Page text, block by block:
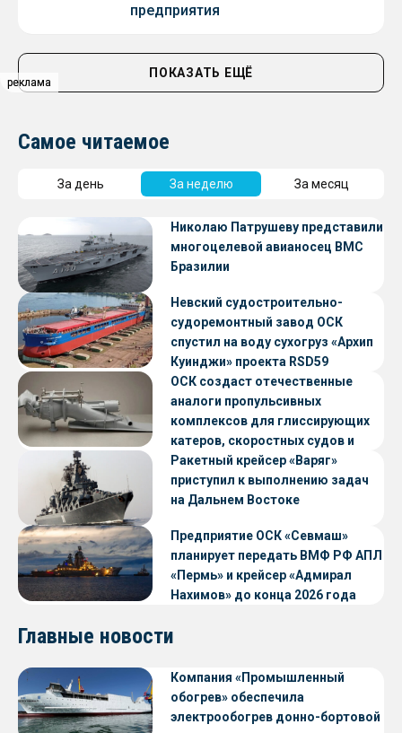
реклама
реклама
предприятия
ПОКАЗАТЬ ЕЩЁ
Самое читаемое
За день За неделю За месяц
Николаю Патрушеву представили
многоцелевой авианосец ВМС
Бразилии
Невский судостроительно-
судоремонтный завод ОСК
спустил на воду сухогруз «Архип
Куинджи» проекта RSD59
ОСК создаст отечественные
аналоги пропульсивных
комплексов для глиссирующих
катеров, скоростных судов и
судов с малой осадкой
Ракетный крейсер «Варяг»
приступил к выполнению задач
на Дальнем Востоке
Предприятие ОСК «Севмаш»
планирует передать ВМФ РФ АПЛ
«Пермь» и крейсер «Адмирал
Нахимов» до конца 2026 года
Главные новости
Компания «Промышленный
обогрев» обеспечила
электрообогрев донно-бортовой